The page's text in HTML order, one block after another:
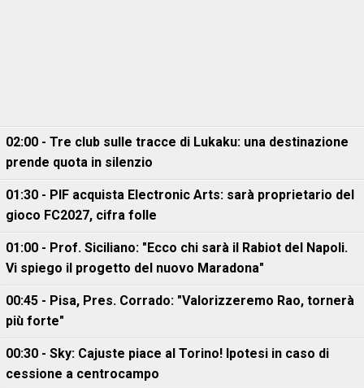
02:00 - Tre club sulle tracce di Lukaku: una destinazione
prende quota in silenzio
01:30 - PIF acquista Electronic Arts: sarà proprietario del
gioco FC2027, cifra folle
01:00 - Prof. Siciliano: "Ecco chi sarà il Rabiot del Napoli.
Vi spiego il progetto del nuovo Maradona"
00:45 - Pisa, Pres. Corrado: "Valorizzeremo Rao, tornerà
più forte"
00:30 - Sky: Cajuste piace al Torino! Ipotesi in caso di
cessione a centrocampo